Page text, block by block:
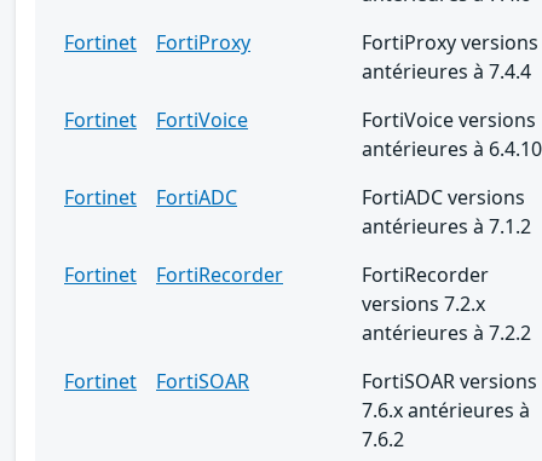
Fortinet
FortiProxy
FortiProxy versions
antérieures à 7.4.4
Fortinet
FortiVoice
FortiVoice versions
antérieures à 6.4.10
Fortinet
FortiADC
FortiADC versions
antérieures à 7.1.2
Fortinet
FortiRecorder
FortiRecorder
versions 7.2.x
antérieures à 7.2.2
Fortinet
FortiSOAR
FortiSOAR versions
7.6.x antérieures à
7.6.2